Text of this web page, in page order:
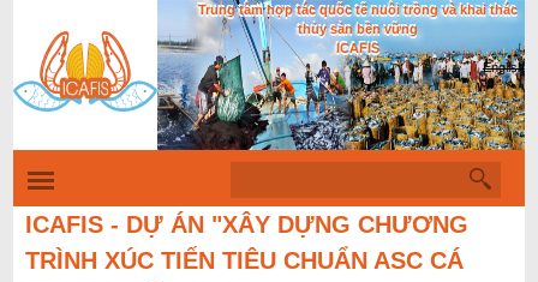
Nhảy
đến
nội
dung
Trung tâm hợp tác quốc tế nuôi trồng và khai thác
thủy sản bền vững
ICAFIS
English
i
ì
m
k
i
ICAFIS - DỰ ÁN "XÂY DỰNG CHƯƠNG
TRÌNH XÚC TIẾN TIÊU CHUẨN ASC CÁ